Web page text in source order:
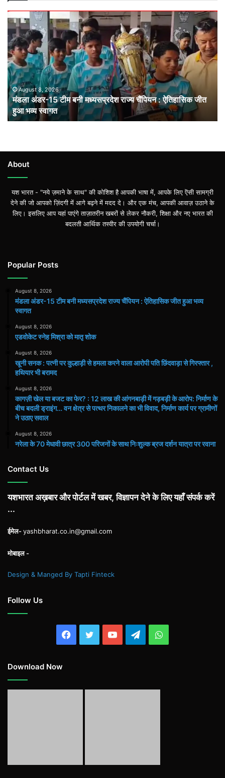
अंडर-15
टीम
बनी
मध्यसप्रदेश
राज्य
चैंपियन
: ऐतिहासिक
जीत
हुआ
भव्य
August 8, 2026
मंडला अंडर-15 टीम बनी मध्यसप्रदेश राज्य चैंपियन : ऐतिहासिक जीत
हुआ भव्य स्वागत
About
यश भारत - "नये ज़माने के साथ" की कोशिश है आपकी भाषा में, आपके लिए ऎसी सामग्री
देने की जो आपको ज़िंदगी में आगे बढ़ने में मदद दे। और एक मंच, आपकी आवाज़ उठाने के
लिए। इसलिए आप यहां पाएंगे ताज़ातरीन खबरों से लेकर नौकरी, शिक्षा और नए भारत की
बदलती आर्थिक तस्वीर की उपयोगी चर्चा।
Popular Posts
August 8, 2026
मंडला अंडर-15 टीम बनी मध्यसप्रदेश राज्य चैंपियन : ऐतिहासिक जीत हुआ भव्य
स्वागत
August 8, 2026
एडवोकेट स्नेह मिश्रा को मातृ शोक
August 8, 2026
खूनी सनक : पत्नी पर कुल्हाड़ी से हमला करने वाला आरोपी पति छिंदवाड़ा से गिरफ्तार ,
हथियार भी बरामद
August 8, 2026
कागज़ी खेल या बजट का फेर? : 12 लाख की आंगनबाड़ी में गड़बड़ी के आरोप: निर्माण के
बीच बदली ड्राइंग… वन क्षेत्र से पत्थर निकालने का भी विवाद, निर्माण कार्य पर ग्रामीणों
ने उठाए सवाल
August 8, 2026
नरेला के 70 मेधावी छात्र 300 परिजनों के साथ निःशुल्क ब्रज दर्शन यात्रा पर रवाना
Contact Us
यशभारत अख़बार और पोर्टल में खबर, विज्ञापन देने के लिए यहाँ संपर्क करें
...
ईमेल-yashbharat.co.in@gmail.com
मोबाइल -
Design & Manged By Tapti Finteck
Follow Us
Facebook
TwitterYouTubeTelegramWhatsApp
Download Now